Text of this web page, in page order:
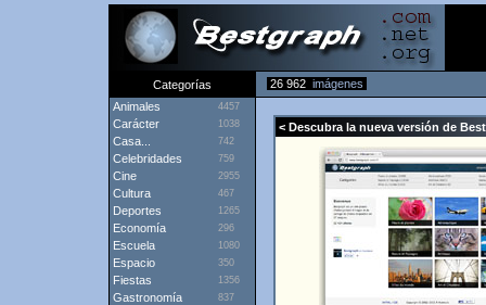
Categorías 26 962 imágenes
Animales
4457
Carácter 1038
Casa... 742
Celebridades 759
Cine 2955
Cultura 467
Deportes 1265
Economía 296
Escuela 1080
Espacio 350
Fiestas 1356
Gastronomía 837
< Descubra la nueva versión de